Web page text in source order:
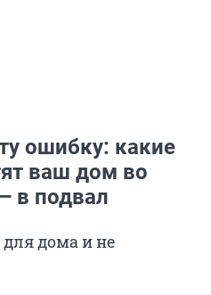
ошибку: какие
ваш дом во
в подвал
дома и не